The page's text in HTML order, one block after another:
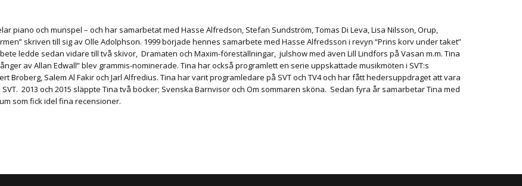
piano och munspel – och har samarbetat med Hasse Alfredson, Stefan Sundström, Tomas Di Leva, Lisa Nilsson, Orup,
skriven till sig av Olle Adolphson. 1999 började hennes samarbete med Hasse Alfredsson i revyn “Prins korv under taket”
ledde sedan vidare till två skivor, Dramaten och Maxim-föreställningar, julshow med även Lill Lindfors på Vasan m.m. Tina
av Allan Edwall” blev grammis-nominerade. Tina har också programlett en serie uppskattade musikmöten i SVT:s
Broberg, Salem Al Fakir och Jarl Alfredius. Tina har varit programledare på SVT och TV4 och har fått hedersuppdraget att vara
2013 och 2015 släppte Tina två böcker; Svenska Barnvisor och Om sommaren sköna. Sedan fyra år samarbetar Tina med
som fick idel fina recensioner.